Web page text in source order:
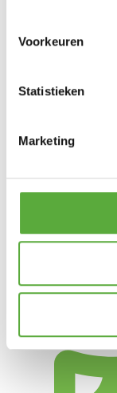
Voorkeuren
Statistieken
Marketing
Gratis